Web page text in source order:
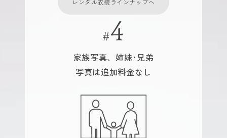
レンタル衣装ラインナップへ
家族写真、姉妹･兄弟
写真は追加料金なし